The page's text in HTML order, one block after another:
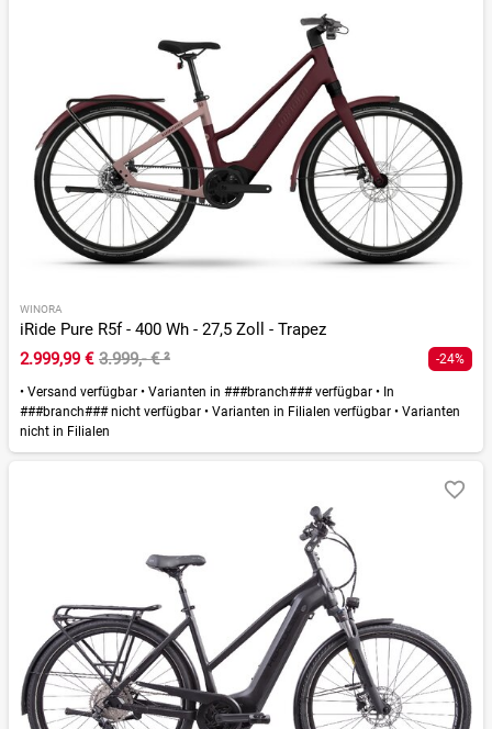
WINORA
iRide Pure R5f - 400 Wh - 27,5 Zoll - Trapez
2.999,99 € 3.999,- €² -24%
• Versand verfügbar • Varianten in ###branch### verfügbar • In
###branch### nicht verfügbar • Varianten in Filialen verfügbar • Varianten
nicht in Filialen